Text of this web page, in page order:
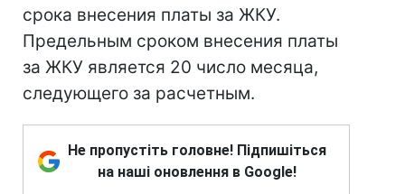
срока внесения платы за ЖКУ.
Предельным сроком внесения платы
за ЖКУ является 20 число месяца,
следующего за расчетным.
Не пропустіть головне! Підпишіться
на наші оновлення в Google!